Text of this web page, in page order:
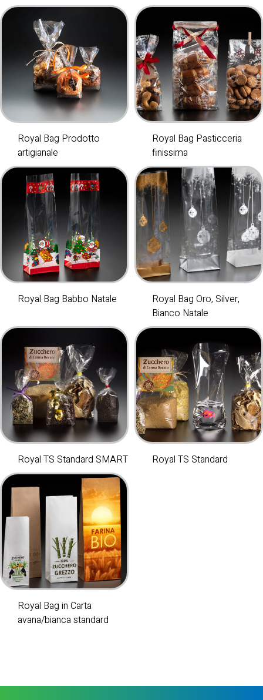
Royal Bag Prodotto
artigianale
Royal Bag Pasticceria
finissima
Royal Bag Babbo Natale
Royal Bag Oro, Silver,
Bianco Natale
Royal TS Standard SMART Royal TS Standard
Royal Bag in Carta
avana/bianca standard